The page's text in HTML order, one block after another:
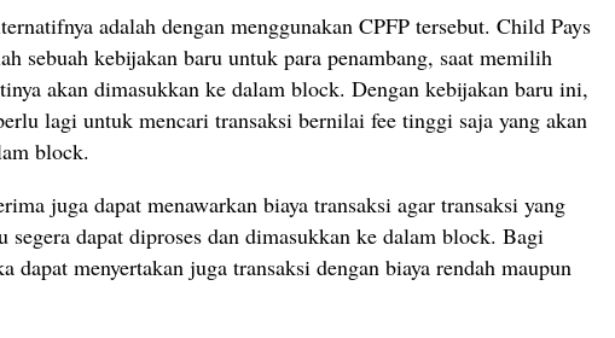
adalah dengan menggunakan CPFP tersebut. Child Pays
sebuah kebijakan baru untuk para penambang, saat memilih
akan dimasukkan ke dalam block. Dengan kebijakan baru ini,
lagi untuk mencari transaksi bernilai fee tinggi saja yang akan
block.
juga dapat menawarkan biaya transaksi agar transaksi yang
segera dapat diproses dan dimasukkan ke dalam block. Bagi
dapat menyertakan juga transaksi dengan biaya rendah maupun